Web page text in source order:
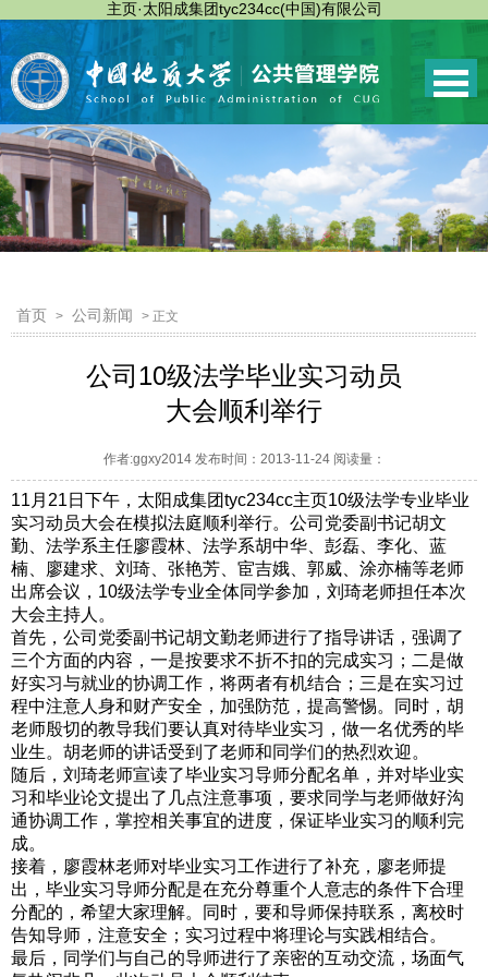
主页·太阳成集团tyc234cc(中国)有限公司
首页 > 公司新闻 > 正文
公司10级法学毕业实习动员
大会顺利举行
作者:ggxy2014 发布时间：2013-11-24 阅读量：
11月21日下午，太阳成集团tyc234cc主页10级法学专业毕业
实习动员大会在模拟法庭顺利举行。公司党委副书记胡文
勤、法学系主任廖霞林、法学系胡中华、彭磊、李化、蓝
楠、廖建求、刘琦、张艳芳、宦吉娥、郭威、涂亦楠等老师
出席会议，10级法学专业全体同学参加，刘琦老师担任本次
大会主持人。
首先，公司党委副书记胡文勤老师进行了指导讲话，强调了
三个方面的内容，一是按要求不折不扣的完成实习；二是做
好实习与就业的协调工作，将两者有机结合；三是在实习过
程中注意人身和财产安全，加强防范，提高警惕。同时，胡
老师殷切的教导我们要认真对待毕业实习，做一名优秀的毕
业生。胡老师的讲话受到了老师和同学们的热烈欢迎。
随后，刘琦老师宣读了毕业实习导师分配名单，并对毕业实
习和毕业论文提出了几点注意事项，要求同学与老师做好沟
通协调工作，掌控相关事宜的进度，保证毕业实习的顺利完
成。
接着，廖霞林老师对毕业实习工作进行了补充，廖老师提
出，毕业实习导师分配是在充分尊重个人意志的条件下合理
分配的，希望大家理解。同时，要和导师保持联系，离校时
告知导师，注意安全；实习过程中将理论与实践相结合。
最后，同学们与自己的导师进行了亲密的互动交流，场面气